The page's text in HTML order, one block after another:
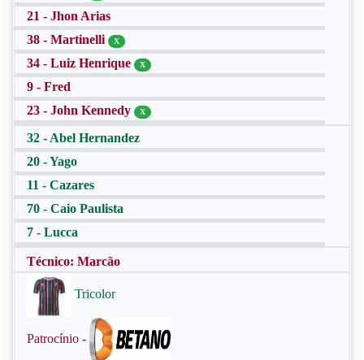
21 - Jhon Arias
38 - Martinelli
X
34 - Luiz Henrique X
9 - Fred
23 - John Kennedy
X
32 - Abel Hernandez
20 - Yago
11 - Cazares
70 - Caio Paulista
7 - Lucca
Técnico: Marcão
Tricolor
Patrocínio -